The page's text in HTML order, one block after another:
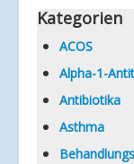
Mediathek
Aktuelles
Informationen
Kategorien
ACOS
Alpha-1-
Antibiotika
Asthma